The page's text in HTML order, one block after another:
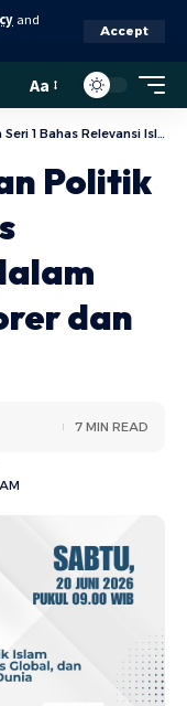
and
Accept
Aa
dalam Politik Kontemporer dan Krisis Global
Politik
dan
7 MIN READ